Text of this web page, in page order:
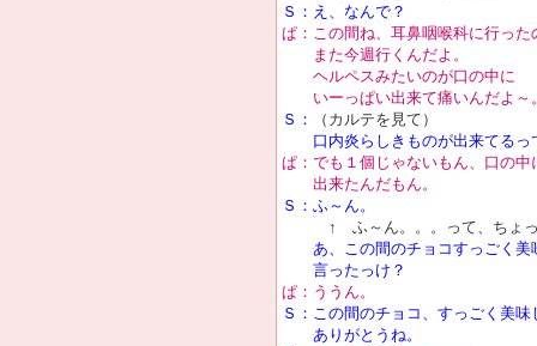
Ｓ：え、なんで？
ぱ：この間ね、耳鼻咽喉科に行った
また今週行くんだよ。
ヘルペスみたいのが口の中に
いーっぱい出来て痛いんだよ～
Ｓ：
（カルテを見て）
口内炎らしきものが出来てる
ぱ：でも１個じゃないもん、口の中
出来たんだもん。
Ｓ：ふ～ん。
↑ ふ～ん。。。って、ちょっ
あ、この間のチョコすっごく美
言ったっけ？
ぱ：ううん。
Ｓ：この間のチョコ、すっごく美
ありがとうね。